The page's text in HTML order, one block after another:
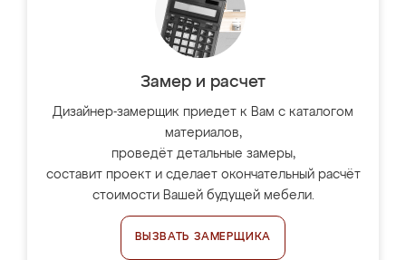
Замер и расчет
Дизайнер-замерщик приедет к Вам с каталогом
материалов,
проведёт детальные замеры,
составит проект и сделает окончательный расчёт
стоимости Вашей будущей мебели.
ВЫЗВАТЬ ЗАМЕРЩИКА